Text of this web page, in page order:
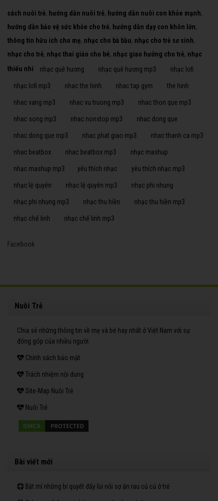
cách nuôi trẻ, hướng dẫn nuôi trẻ, hướng dẫn nuôi con khỏe mạnh,
hướng dẫn bảo vệ sức khỏe cho trẻ, hướng dẫn dạy con khôn lớn,
thông tin hữu ích cho mẹ, nhạc cho bà bầu, nhạc cho trẻ sơ sinh,
nhạc cho trẻ, nhạc thai giáo cho bé, nhạc giao hưởng cho trẻ, nhạc
thiếu nhi
nhạc quê hương nhạc quê hương mp3 nhạc lofi
nhạc lofi mp3 nhac the hinh nhac tap gym the hinh
nhac vang mp3 nhac vu truong mp3 nhac thon que mp3
nhac song mp3 nhac nonstop mp3 nhac dong que
nhac dong que mp3 nhac phat giao mp3 nhac thanh ca mp3
nhac beatbox nhac beatbox mp3 nhạc mashup
nhạc mashup mp3 yêu thích nhạc yêu thích nhạc mp3
nhạc lệ quyên nhạc lệ quyên mp3 nhạc phi nhung
nhạc phi nhung mp3 nhạc thu hiền nhạc thu hiền mp3
nhạc chế linh nhạc chế linh mp3
Facebook
Nuôi Trẻ
Chia sẻ những thông tin về mẹ và bé hay nhất ở Việt Nam với sự
đóng góp của nhiều người.
Chính sách bảo mật
Trách nhiệm nội dung
Site-Map Nuôi Trẻ
Nuôi Trẻ
Bài viết mới
Bật mí những bí quyết đẩy lùi nỗi sợ ăn rau củ củ ở trẻ